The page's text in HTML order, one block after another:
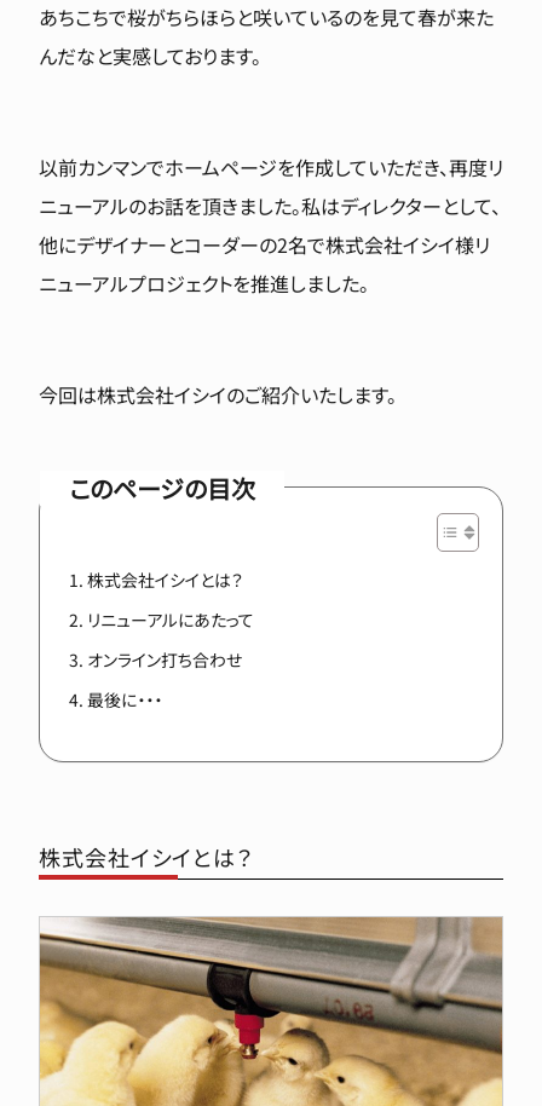
あちこちで桜がちらほらと咲いているのを見て春が来た
んだなと実感しております。
以前カンマンでホームページを作成していただき、再度リ
ニューアルのお話を頂きました。私はディレクターとして、
他にデザイナーとコーダーの2名で株式会社イシイ様リ
ニューアルプロジェクトを推進しました。
今回は株式会社イシイのご紹介いたします。
このページの目次
株式会社イシイとは？
リニューアルにあたって
オンライン打ち合わせ
最後に・・・
株式会社イシイとは？